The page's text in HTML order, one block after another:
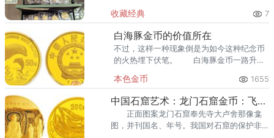
爱琴海购物公园，从行政办公区到运河商务
区，关注钱币收藏的人越来越多
收藏经典 7
白海豚金币的价值所在
不过，这样一种现象倒是为如今这种纪念币
的火热埋下伏笔。 白海豚金币一路升值
如此好命多半是离不开其稀缺性的。
本色金币 1655
中国石窟艺术：龙门石窟金币：飞天图
正面图案龙门石窟奉先寺大卢舍那像龛
图，并刊国名、年号。我国对石窟的保护非